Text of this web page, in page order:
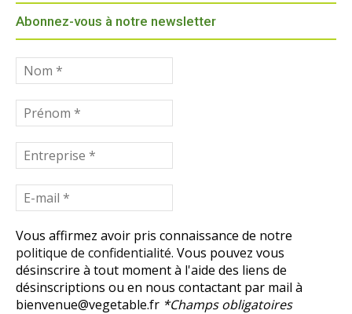
Abonnez-vous à notre newsletter
Vous affirmez avoir pris connaissance de notre
politique de confidentialité. Vous pouvez vous
désinscrire à tout moment à l'aide des liens de
désinscriptions ou en nous contactant par mail à
bienvenue@vegetable.fr *Champs obligatoires